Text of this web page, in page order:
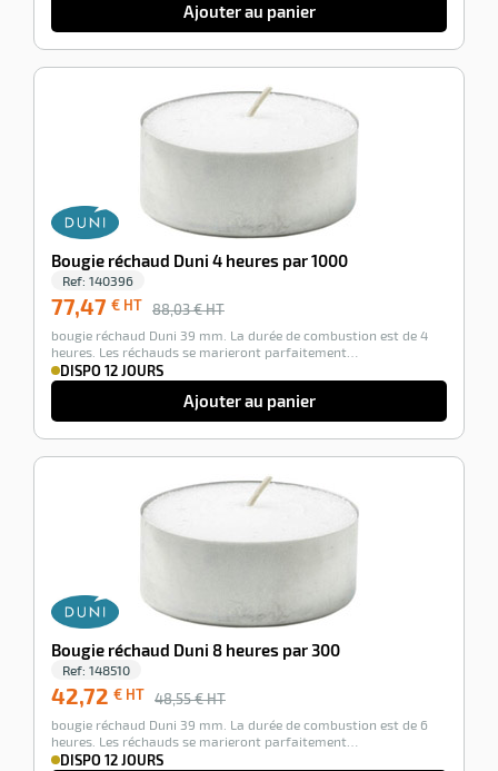
Ajouter au panier
Bougie réchaud Duni 4 heures par 1000
Ref: 140396
77,47 € HT 88,03 € HT
bougie réchaud Duni 39 mm. La durée de combustion est de 4
heures. Les réchauds se marieront parfaitement…
DISPO 12 JOURS
Ajouter au panier
Bougie réchaud Duni 8 heures par 300
Ref: 148510
42,72 € HT 48,55 € HT
bougie réchaud Duni 39 mm. La durée de combustion est de 6
heures. Les réchauds se marieront parfaitement…
DISPO 12 JOURS